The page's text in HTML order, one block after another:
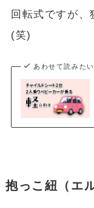
回転式ですが、
(笑)
あわせて読みたい
抱っこ紐（エ